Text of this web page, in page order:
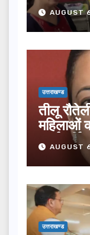
सूची से
AUGUST
उत्तराखण्ड
तीलू
महिलाओं
AUGUST
उत्तराखण्ड